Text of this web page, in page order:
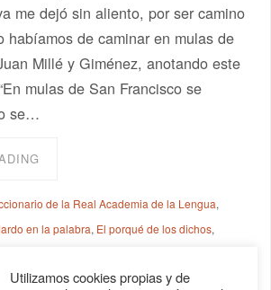
me dejó sin aliento, por ser camino
habíamos de caminar en mulas de
Millé y Giménez, anotando este
mulas de San Francisco se
se…
de la Real Academia de la Lengua,
en la palabra, El porqué de los dichos,
Utilizamos cookies propias y de